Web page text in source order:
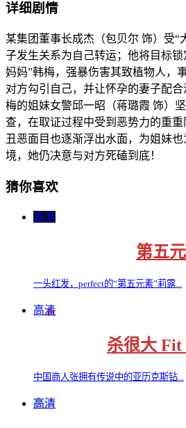
详细剧情
某集团董事长成杰（包贝尔 饰）受“
子发生关系为自己转运；他将目标
妈妈”韩梅，强暴伤害其致植物人，
对方勾引自己，并让怀孕的妻子配
梅的姐妹女警邱一昭（蒋璐霞 饰）
查，在取证过程中受到恶势力的重
丑恶面目也逐渐浮出水面，为姐妹
境，她仍决意与对方死磕到底！
猜你喜欢
高清
第五
一头红发，perfect的“第五元素”莉露...
高清
杀很大
中国商人张拥有传说中的亚历克斯钻...
高清